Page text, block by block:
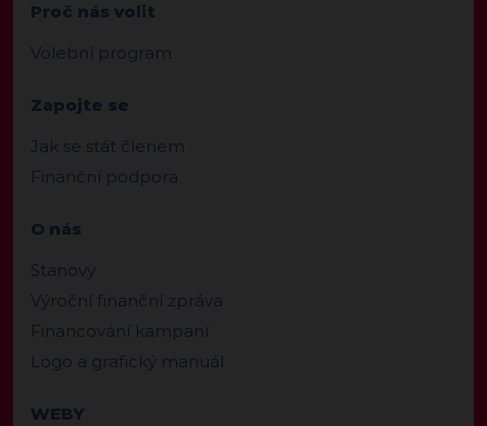
Proč nás volit
Volební program
Zapojte se
Jak se stát členem
Finanční podpora
O nás
Stanovy
Výroční finanční zpráva
Financování kampaní
Logo a grafický manuál
WEBY